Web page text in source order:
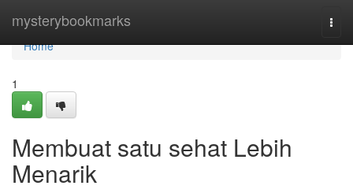
mysterybookmarks
Home
Home
1
Membuat satu sehat Lebih
Menarik